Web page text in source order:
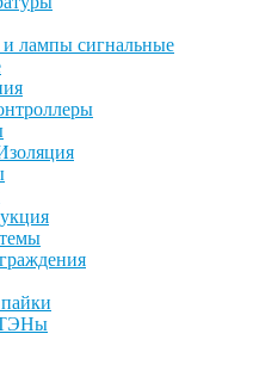
лампы сигнальные
ТЭНы